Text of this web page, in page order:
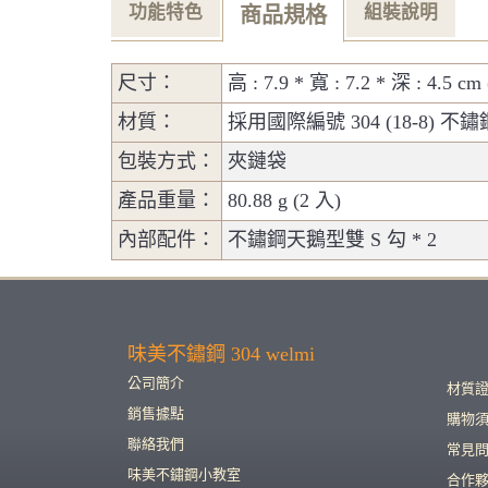
功能特色 商品規格 組裝說明
尺寸：
高 : 7.9 * 寬 : 7.2 * 深 : 4.5 cm
材質：
採用國際編號 304 (18-8) 不鏽
包裝方式：
夾鏈袋
產品重量：
80.88 g (2 入)
內部配件：
不鏽鋼天鵝型雙 S 勾 * 2
味美不鏽鋼 304 welmi
公司簡介
銷售據點
聯絡我們
味美不鏽鋼小教室
材質
購物
常見
合作